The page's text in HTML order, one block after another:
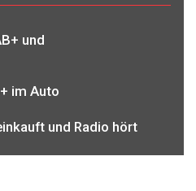
und
im Auto
und Radio hört